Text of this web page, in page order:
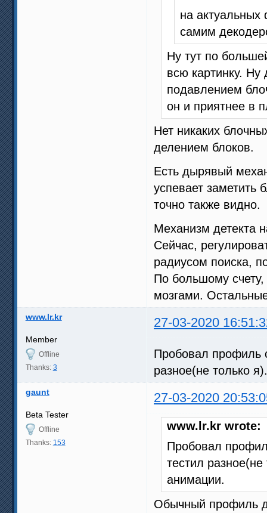
на актуальных
самим
Ну тут по
всю картинку. Ну
подавлением
он и приятнее в
Нет никаких
делением блоков.
Есть дырявый
успевает заметить
точно также видно.
Механизм детекта
Сейчас,
радиусом поиска,
По большому
мозгами.
www.lr.kr 27-03-2020
Member
Offline
Thanks: 3
Пробовал профиль
разное(не только
gaunt 27-03-2020
Beta Tester
Offline
Thanks: 153
www.lr.kr wrote:
Пробовал
тестил
анимации.
Обычный профиль